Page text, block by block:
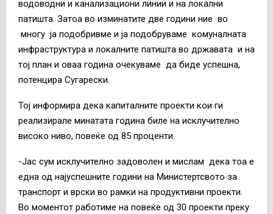
водоводни и канализациони линии и на локални
патишта. Затоа во изминатите две години ние во
многу ја подобривме и ја подобруваме комуналната
инфраструктура и локалните патишта во државата и на
тој план и оваа година очекуваме да биде успешна,
потенцира Сугарески.
Тој информира дека капиталните проекти кои ги
реализирале минатата година биле на исклучително
високо ниво, повеќе од 85 проценти.
-Јас сум исклучително задоволен и мислам дека тоа е
една од најуспешните години на Министертсвото за
транспорт и врски во рамки на продуктивни проекти.
Во моментот работиме на повеќе од 30 проекти преку